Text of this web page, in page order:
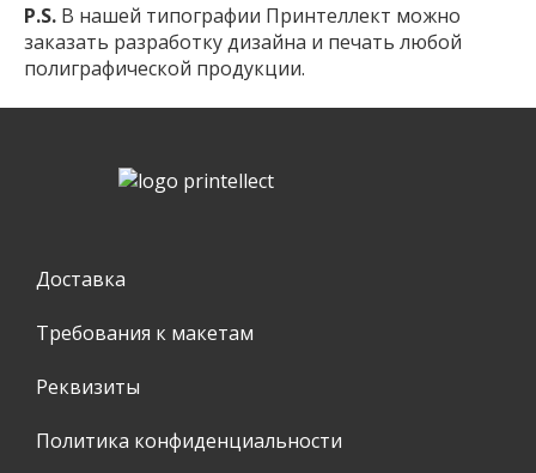
P.S. В нашей типографии Принтеллект можно
заказать разработку дизайна и печать любой
полиграфической продукции.
Доставка
Требования к макетам
Реквизиты
Политика конфиденциальности